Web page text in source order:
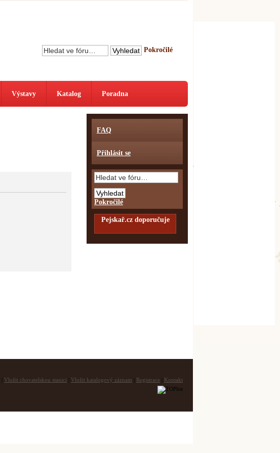
Pokročilé
Výstavy Katalog Poradna
FAQ
Přihlásit se
Pokročilé
Pejskař.cz doporučuje
Vložit chovatelskou stanici Vložit katalogový záznam Registrace Kontakt